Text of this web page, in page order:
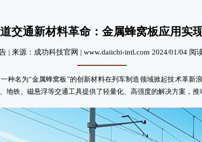
交通新材料革命：金属蜂窝板应用实
| 来源：成功科技官网 | www.daiichi-intl.com 2024/01/04 阅
种名为“金属蜂窝板”的创新材料在列车制造领域掀起技术革新
地铁、磁悬浮等交通工具提供了轻量化、高强度的解决方案，推